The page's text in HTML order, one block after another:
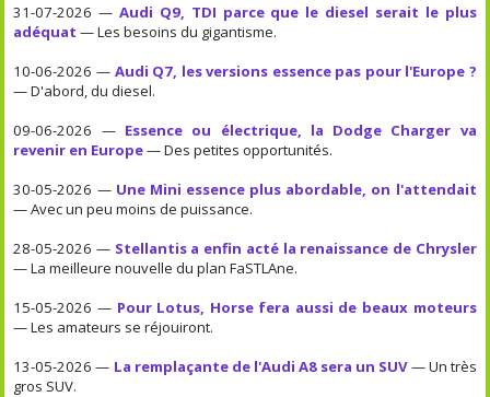
31-07-2026 —Audi Q9, TDI parce que le diesel serait le plus
adéquat — Les besoins du gigantisme.
10-06-2026 — Audi Q7, les versions essence pas pour l'Europe ?
— D'abord, du diesel.
09-06-2026 — Essence ou électrique, la Dodge Charger va
revenir en Europe— Des petites opportunités.
30-05-2026 — Une Mini essence plus abordable, on l'attendait
— Avec un peu moins de puissance.
28-05-2026 — Stellantis a enfin acté la renaissance de Chrysler
— La meilleure nouvelle du plan FaSTLAne.
15-05-2026 — Pour Lotus, Horse fera aussi de beaux moteurs
— Les amateurs se réjouiront.
13-05-2026 — La remplaçante de l'Audi A8 sera un SUV— Un très
gros SUV.